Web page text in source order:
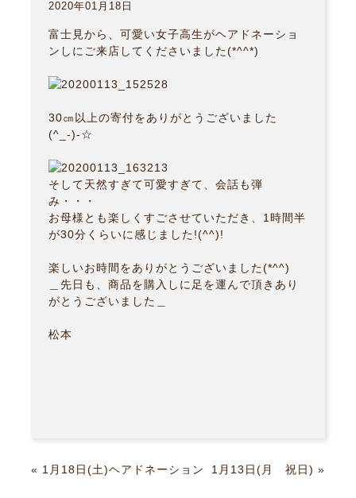
2020年01月18日
富士見から、可愛い女子高生がヘアドネーショ
ンしにご来店してくださいました(*^^*)
30㎝以上の寄付をありがとうございました
(^_-)-☆
そして天然すぎて可愛すぎて、会話も弾
み・・・
お母様とも楽しくすごさせていただき、1時間半
が30分くらいに感じました!(^^)!
楽しいお時間をありがとうございました(*^^)
＿先日も、商品を購入しに足を運んで頂きあり
がとうございました＿
松本
« 1月18日(土)ヘアドネーション 1月13日(月 祝日) »